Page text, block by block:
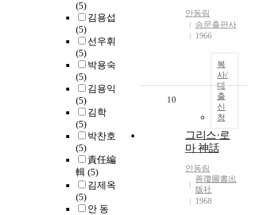
(5)
김용섭
(5)
선우휘
(5)
박용숙
(5)
김용익
(5)
김학
(5)
박찬호
(5)
責任編
輯 (5)
김제옥
(5)
안 동
안동림
승문출판사
1966
복
사/
대
출
신
청
10
그리스·로
마 神話
안동림
善瓊圖書出
版社
1968